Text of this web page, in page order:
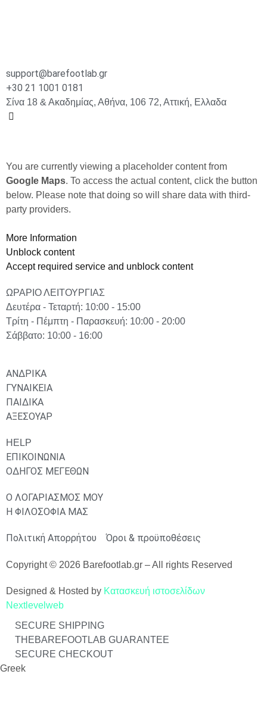
support@barefootlab.gr
+30 21 1001 0181
Σίνα 18 & Ακαδημίας, Αθήνα, 106 72, Αττική, Ελλαδα
You are currently viewing a placeholder content from
Google Maps. To access the actual content, click the button
below. Please note that doing so will share data with third-
party providers.
More Information
Unblock content
Accept required service and unblock content
ΩΡΑΡΙΟ ΛΕΙΤΟΥΡΓΙΑΣ
Δευτέρα - Τεταρτή: 10:00 - 15:00
Τρίτη - Πέμπτη - Παρασκευή: 10:00 - 20:00
Σάββατο: 10:00 - 16:00
ΑΝΔΡΙΚΑ
ΓΥΝΑΙΚΕΙΑ
ΠΑΙΔΙΚΑ
ΑΞΕΣΟΥΑΡ
HELP
ΕΠΙΚΟΙΝΩΝΙΑ
ΟΔΗΓΟΣ ΜΕΓΕΘΩΝ
Ο ΛΟΓΑΡΙΑΣΜΟΣ ΜΟΥ
Η ΦΙΛΟΣΟΦΙΑ ΜΑΣ
Πολιτική Απορρήτου Όροι & προϋποθέσεις
Copyright © 2026 Barefootlab.gr – All rights Reserved
Designed & Hosted by Κατασκευή ιστοσελίδων
Nextlevelweb
SECURE SHIPPING
THEBAREFOOTLAB GUARANTEE
SECURE CHECKOUT
Greek